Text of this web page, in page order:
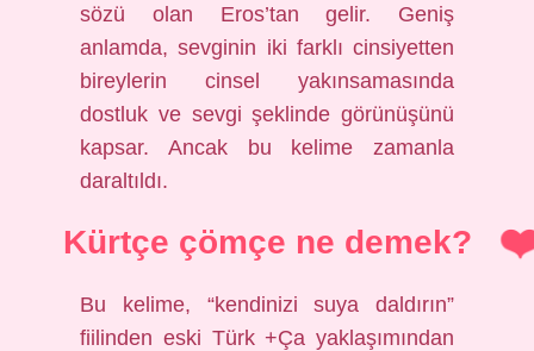
sözü olan Eros’tan gelir. Geniş
anlamda, sevginin iki farklı cinsiyetten
bireylerin cinsel yakınsamasında
dostluk ve sevgi şeklinde görünüşünü
kapsar. Ancak bu kelime zamanla
daraltıldı.
Kürtçe çömçe ne demek?
Bu kelime, “kendinizi suya daldırın”
fiilinden eski Türk +Ça yaklaşımından